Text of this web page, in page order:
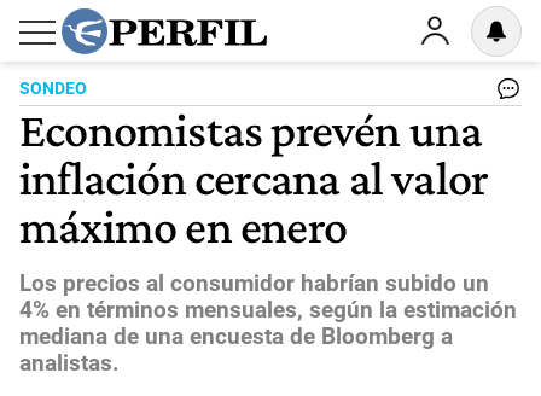
SONDEO
Economistas prevén una
inflación cercana al valor
máximo en enero
Los precios al consumidor habrían subido un
4% en términos mensuales, según la estimación
mediana de una encuesta de Bloomberg a
analistas.